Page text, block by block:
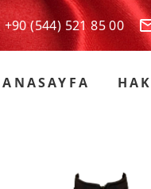
+90 (544) 521 85 00
ANASAYFA